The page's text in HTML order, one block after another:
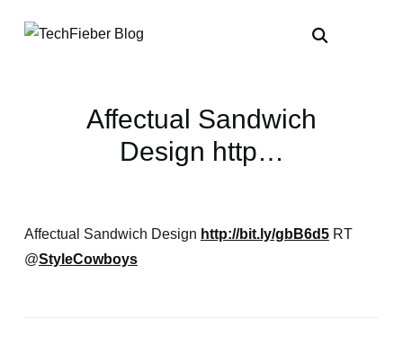
Affectual Sandwich
Design http…
Affectual Sandwich Design http://bit.ly/gbB6d5RT
@StyleCowboys